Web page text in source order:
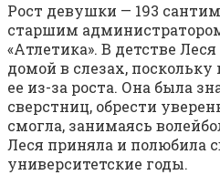
Рост девушки — 193
старшим
«Атлетика». В детстве
домой в слезах,
ее из-за роста. Она была
сверстниц, обрести
смогла, занимаясь
Леся приняла и полюбила
университетские годы.